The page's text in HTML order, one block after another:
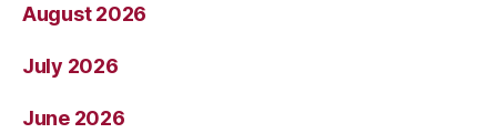
August 2026
July 2026
June 2026